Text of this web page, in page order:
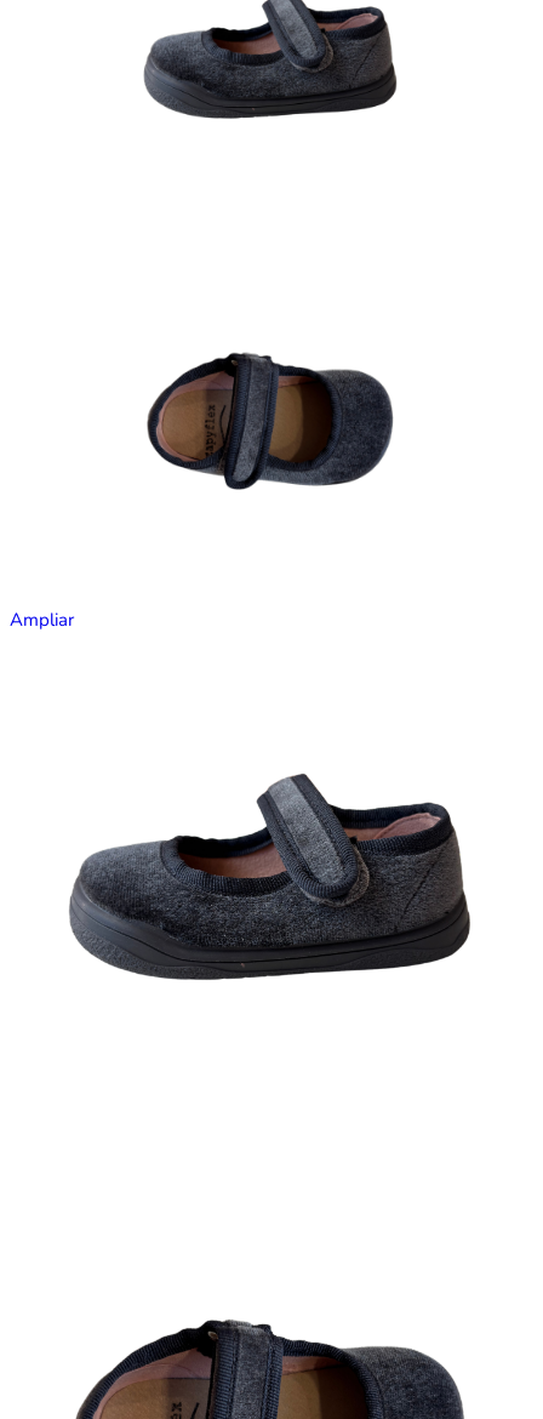
Ampliar